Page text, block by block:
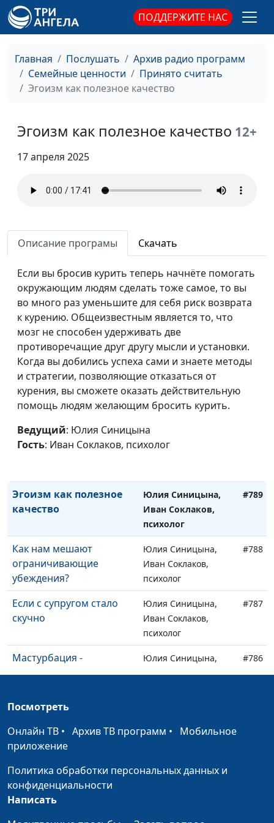
ПОДДЕРЖИТЕ НАС
Главная Послушать
Архив радио программ
Семейные ценности
Принято считать
Эгоизм как полезное качество
Эгоизм как полезное качество 12+
17 апреля 2025
Описание програмы Скачать
Если вы бросив курить теперь начнёте помогать
окружающим людям сделать тоже самое, то вы
во много раз уменьшите для себя риск возврата
к курению. Общеизвестным является то, что
мозг не способен удерживать две
противоречащие друг другу мысли и установки.
Когда вы добились успеха сами и знаете методы
и стратегии, позволяющие отказаться от
курения, вы сможете оказать действительную
помощь людям желающим бросить курить.
Ведущий: Юлия Синицына
Гость: Иван Соклаков, психолог
Флорьянович,
психолог
Почему цели не
достигаются?
Юлия Синицына,
Ирина
Флорьянович,
#796
Как преодолеть страх
ошибки
Ирина
4 правила хорошего
Юлия Синицына,
психолог
выгорание: причины,
стадии и профилактика
Ирина
Флорьянович,
психолог
Как определить свой тип
привязанности
Юлия Синицына,
Иван Соклаков,
психолог
Проблемы
эмоциональной
холодности
Юлия Синицына,
Иван Соклаков,
психолог
Норма жизни: как к ней
Юлия Синицына,
Эгоизм как полезное
качество
Юлия Синицына,
Иван Соклаков,
психолог
#789
Как нам мешают
ограничивающие
убеждения?
Юлия Синицына,
Иван Соклаков,
психолог
#788
Если с супругом стало
скучно
Юлия Синицына,
Иван Соклаков,
психолог
#787
Мастурбация -
зависимость или
Юлия Синицына,
Иван Соклаков,
#786
Влияние гормонов на
настроение
Иван Соклаков,
Обсессивно-
компульсивное
расстройство: как
Юлия Синицына,
Посмотреть
Онлайн ТВ • Архив ТВ программ • Мобильное
приложение
Политика обработки персональных данных и
конфиденциальности
Написать